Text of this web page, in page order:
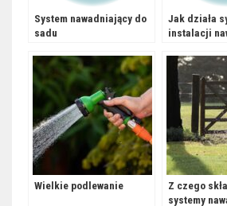
System nawadniający do
sadu
Jak działa
instalacji
Wielkie podlewanie
Z czego
systemy